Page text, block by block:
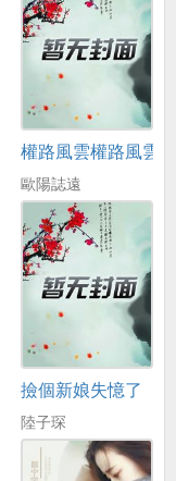
權路風雲權路風雲
歐陽誌遠
撿個新娘失憶了
陸子琛